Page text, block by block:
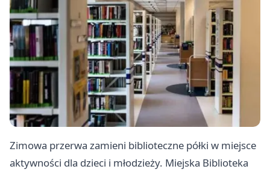
Zimowa przerwa zamieni biblioteczne półki w miejsce
aktywności dla dzieci i młodzieży. Miejska Biblioteka